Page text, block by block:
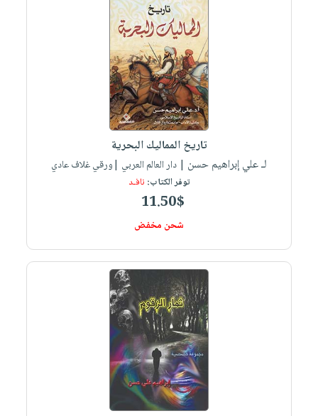
تاريخ المماليك البحرية
لـ علي إبراهيم حسن | دار العالم العربي |ورقي غلاف عادي
توفر الكتاب: نافـد
11.50$
شحن مخفض